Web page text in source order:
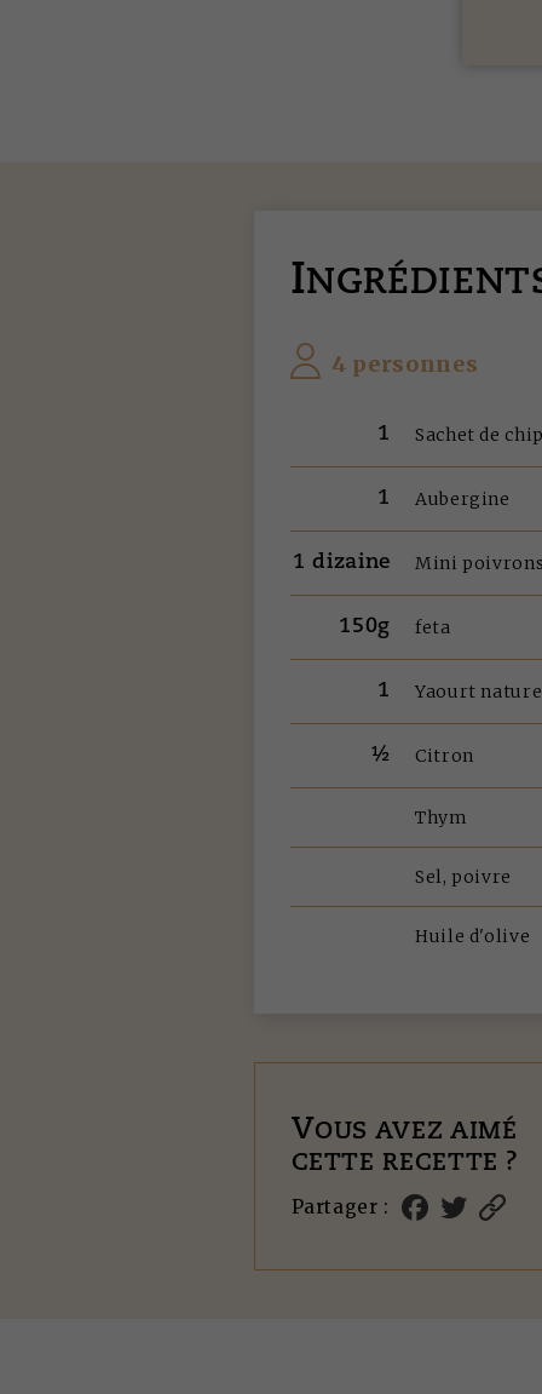
I
4 personnes
1 Sachet de
1 Aubergine
1 dizaine Mini
150g feta
1 Yaourt nature
½ Citron
Thym
Sel, poivre
Huile d'olive
VOUS AVEZ AIMÉ
CETTE RECETTE ?
Partager :